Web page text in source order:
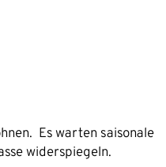
Es warten saisonale
widerspiegeln.